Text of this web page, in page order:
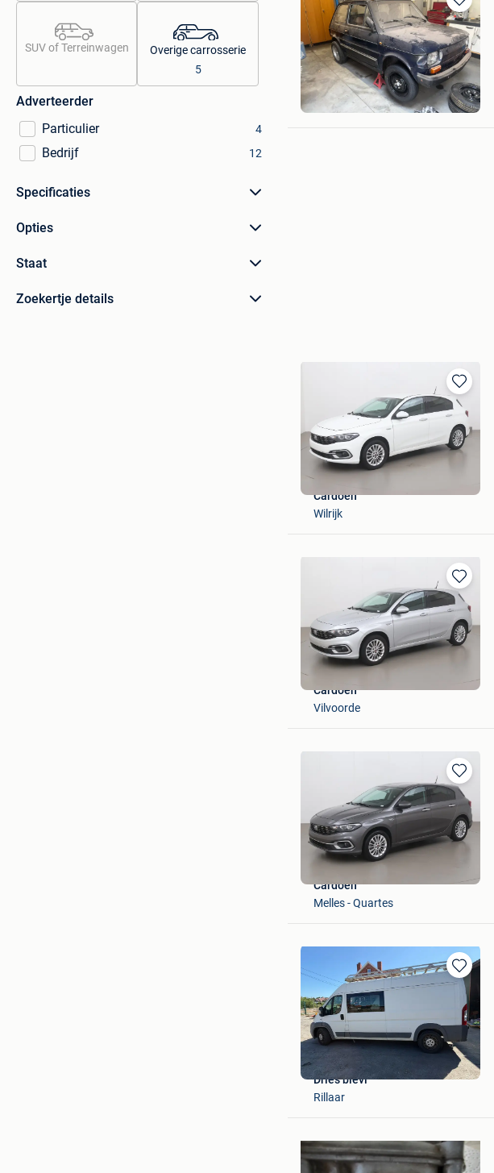
SUV of Terreinwagen
Overige carrosserie
5
Adverteerder
Particulier
4
Bedrijf 12
Specificaties
Opties
Staat
Zoekertje details
Bewaren
in
Mijn
Favorieten
Glen
Putte
Bewaren
in
Mijn
Favorieten
Cardoen
Wilrijk
Bewaren
in
Mijn
Favorieten
Cardoen
Vilvoorde
Bewaren
in
Mijn
Favorieten
Cardoen
Melles - Quartes
Bewaren
Mijn
Favorieten
Dries blevi
Rillaar
Bewaren
Mijn